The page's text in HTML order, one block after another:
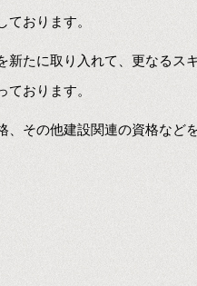
おります。
新たに取り入れて、更なるス
ております。
、その他建設関連の資格など